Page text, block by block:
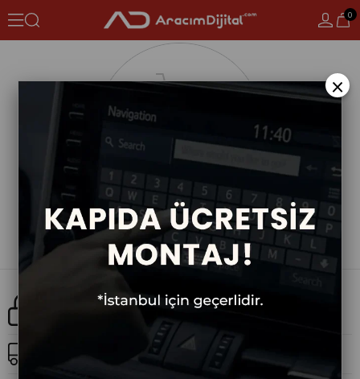
0
Güvenli Alışveriş
×